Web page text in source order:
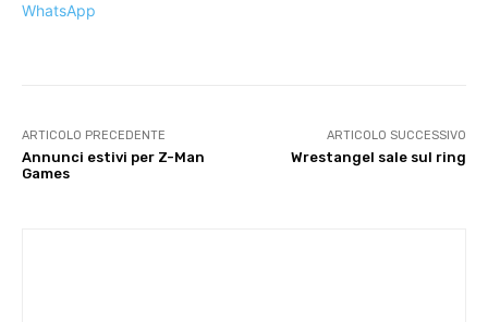
WhatsApp
ARTICOLO PRECEDENTE
Annunci estivi per Z-Man
Games
ARTICOLO SUCCESSIVO
Wrestangel sale sul ring